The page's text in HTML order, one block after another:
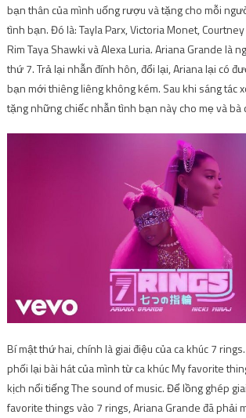
bạn thân của mình uống rượu và tặng cho mỗi
tình bạn. Đó là: Tayla Parx, Victoria Monet,
Rim Taya Shawki và Alexa Luria. Ariana Grande là
thứ 7. Trả lại nhẫn đính hôn, đổi lại, Ariana lại có
bạn mới thiêng liêng không kém. Sau khi sáng tác
tặng những chiếc nhẫn tình bạn này cho mẹ và bà
Bí mật thứ hai, chính là giai điệu của ca khúc 7
phối lại bài hát của mình từ ca khúc My favorite
kịch nổi tiếng The sound of music. Để lồng ghép
favorite things vào 7 rings, Ariana Grande đã phải